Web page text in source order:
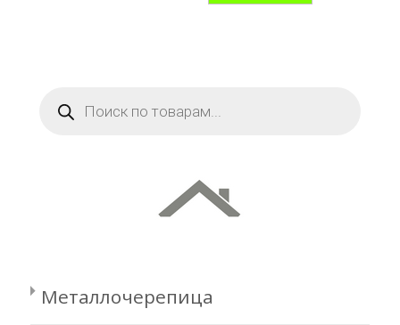
товаров
Металлочерепица